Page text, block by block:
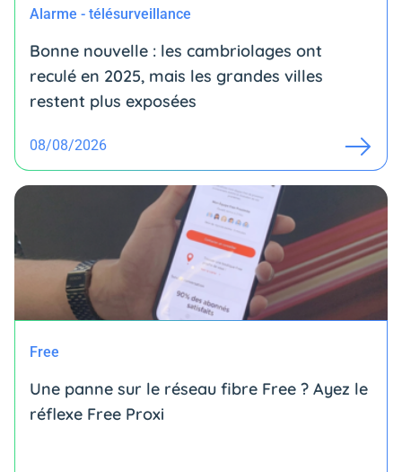
Alarme - télésurveillance
Bonne nouvelle : les cambriolages ont
reculé en 2025, mais les grandes villes
restent plus exposées
08/08/2026
Free
Une panne sur le réseau fibre Free ? Ayez le
réflexe Free Proxi